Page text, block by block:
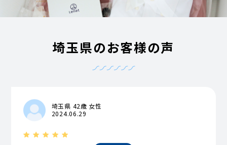
埼玉県のお客様の声
埼玉県 42歳 女性
2024.06.29